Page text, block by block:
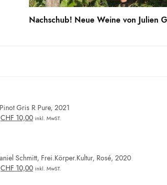
Nachschub! Neue Weine von Julien
Gris R Pure, 2021
CHF 10,00 inkl. MwST.
Schmitt, Frei.Körper.Kultur, Rosé, 2020
CHF 10,00 inkl. MwST.